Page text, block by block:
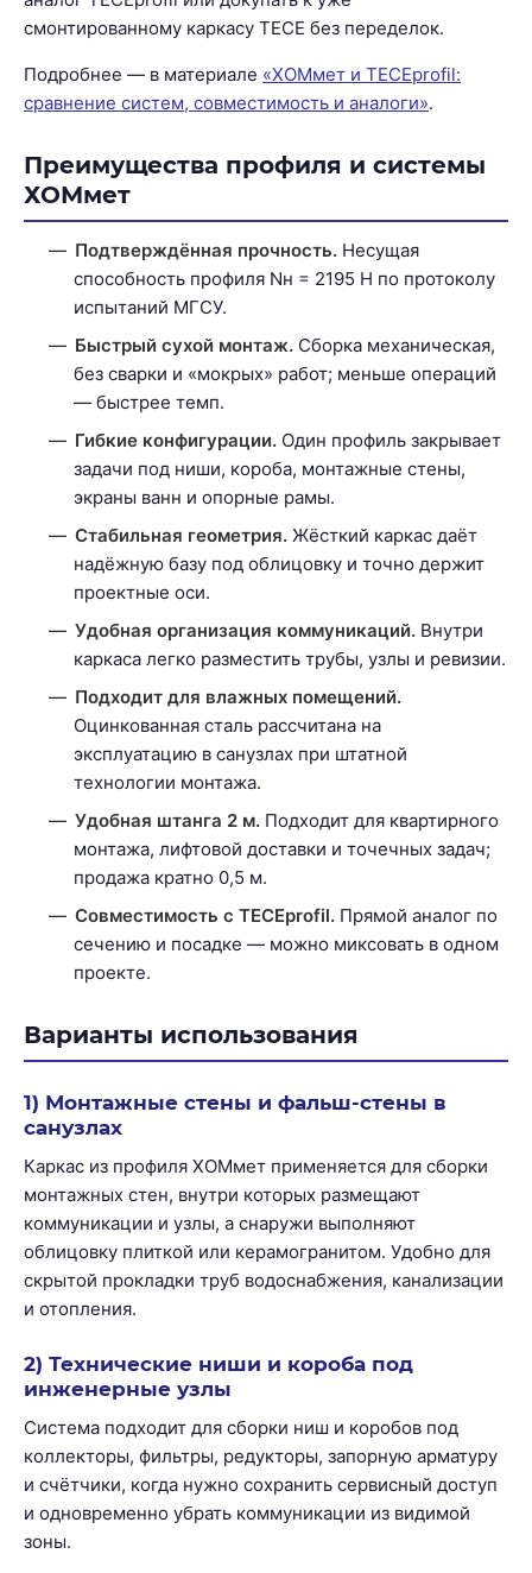
смонтированному каркасу TECE без переделок.
Подробнее — в материале «ХОМмет и TECEprofil:
сравнение систем, совместимость и аналоги».
Преимущества профиля и системы
ХОМмет
Подтверждённая прочность. Несущая
способность профиля Nн = 2195 Н по протоколу
испытаний МГСУ.
Быстрый сухой монтаж. Сборка механическая,
без сварки и «мокрых» работ; меньше операций
— быстрее темп.
Гибкие конфигурации. Один профиль закрывает
задачи под ниши, короба, монтажные стены,
экраны ванн и опорные рамы.
Стабильная геометрия. Жёсткий каркас даёт
надёжную базу под облицовку и точно держит
проектные оси.
Удобная организация коммуникаций. Внутри
каркаса легко разместить трубы, узлы и ревизии.
Подходит для влажных помещений.
Оцинкованная сталь рассчитана на
эксплуатацию в санузлах при штатной
технологии монтажа.
Удобная штанга 2 м. Подходит для квартирного
монтажа, лифтовой доставки и точечных задач;
продажа кратно 0,5 м.
Совместимость с TECEprofil. Прямой аналог по
сечению и посадке — можно миксовать в одном
проекте.
Варианты использования
1) Монтажные стены и фальш-стены в
санузлах
Каркас из профиля ХОМмет применяется для сборки
монтажных стен, внутри которых размещают
коммуникации и узлы, а снаружи выполняют
облицовку плиткой или керамогранитом. Удобно для
скрытой прокладки труб водоснабжения, канализации
и отопления.
2) Технические ниши и короба под
инженерные узлы
Система подходит для сборки ниш и коробов под
коллекторы, фильтры, редукторы, запорную арматуру
и счётчики, когда нужно сохранить сервисный доступ
и одновременно убрать коммуникации из видимой
зоны.